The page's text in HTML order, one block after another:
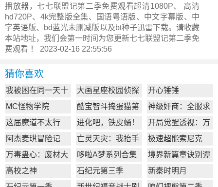
播放器，七七联盟记第二季免费观看超清1080P、 高清
hd720P、4k完整版全集、国语粤语版、中文字幕版、中
字英语版、bd蓝光未删减版以及bt种子迅雷下载。请收藏
本站地址，我们会第一时间为您更新七七联盟记第二季免
费观看 ！ 2023-02-16 22:55:56
猜你喜欢
我被困在同一天十
万年
大画星座校园侦探
第2季
开心锤锤
MC怪物学院
酷宝智斗捣蛋猫第
1季
神级奸商：全服求
我别薅了
这届魔道不太行 进化吧，铁皮蛹！
开局觉醒透视：万
物皆透,我即无敌
阿杰麦琪冒险记
亡灵天灾：我抬手
百万骨海
极速超能索尼克
万毒蛊心：废材大
小姐杀疯了
哆啦A梦系列合集
境界新篇章诀别谭
篇
高校之神 石纪元第三季
新秦时明月